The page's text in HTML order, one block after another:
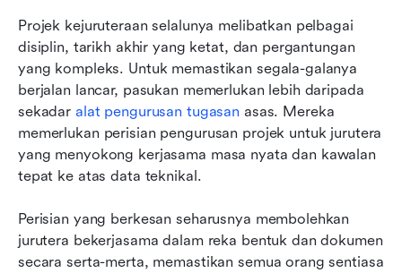
Projek kejuruteraan selalunya melibatkan pelbagai
disiplin, tarikh akhir yang ketat, dan pergantungan
yang kompleks. Untuk memastikan segala-galanya
berjalan lancar, pasukan memerlukan lebih daripada
sekadar alat pengurusan tugasan asas. Mereka
memerlukan perisian pengurusan projek untuk jurutera
yang menyokong kerjasama masa nyata dan kawalan
tepat ke atas data teknikal.
Perisian yang berkesan seharusnya membolehkan
jurutera bekerjasama dalam reka bentuk dan dokumen
secara serta-merta, memastikan semua orang sentiasa